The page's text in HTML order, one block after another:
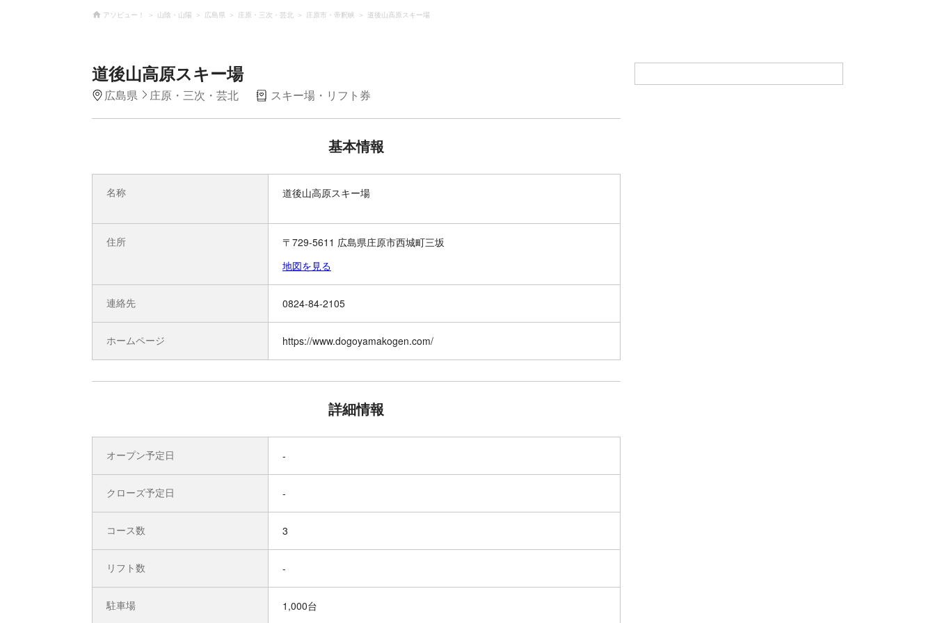
アソビュー！ 山陰・山陽 広島県 庄原・三次・芸北 庄原市・帝釈峡 道後山高原スキー場
道後山高原スキー場
広島県 庄原・三次・芸北 スキー場・リフト券
基本情報
名称 道後山高原スキー場
住所
〒729-5611 広島県庄原市西城町三坂
地図を見る
連絡先 0824-84-2105
ホームページ https://www.dogoyamakogen.com/
詳細情報
オープン予定日 -
クローズ予定日 -
コース数 3
リフト数 -
駐車場 1,000台